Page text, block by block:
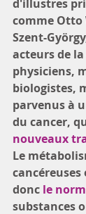
d'illustres
comme Otto
Szent-
acteurs de
physiciens,
biologistes,
parvenus à
du cancer,
nouveaux
Le
donc le
substances